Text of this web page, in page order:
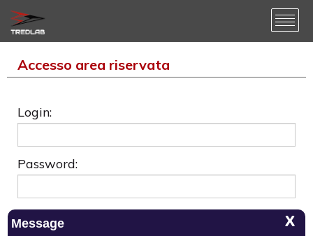
Accesso area riservata
Login:
Password:
Accedi come:
Message X